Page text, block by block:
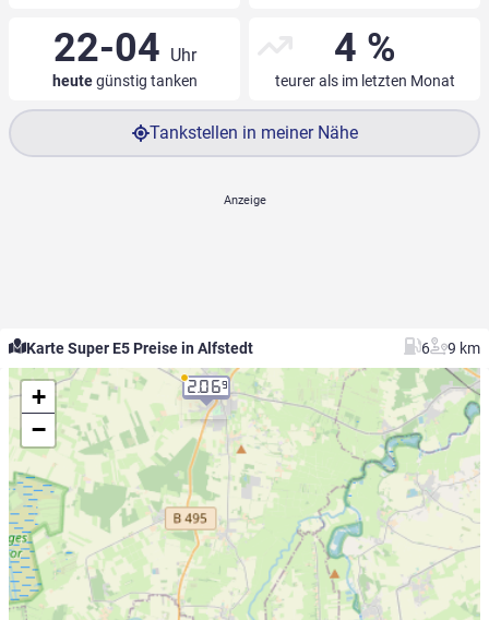
22-04 Uhr
heutegünstig tanken
4 %
teurer als im letzten Monat
Tankstellen in meiner Nähe
Karte Super E5 Preise in Alfstedt 6 9 km
2.069
+
−